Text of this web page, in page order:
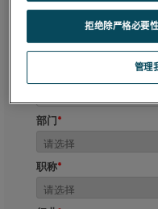
管理
拒绝除严格必要